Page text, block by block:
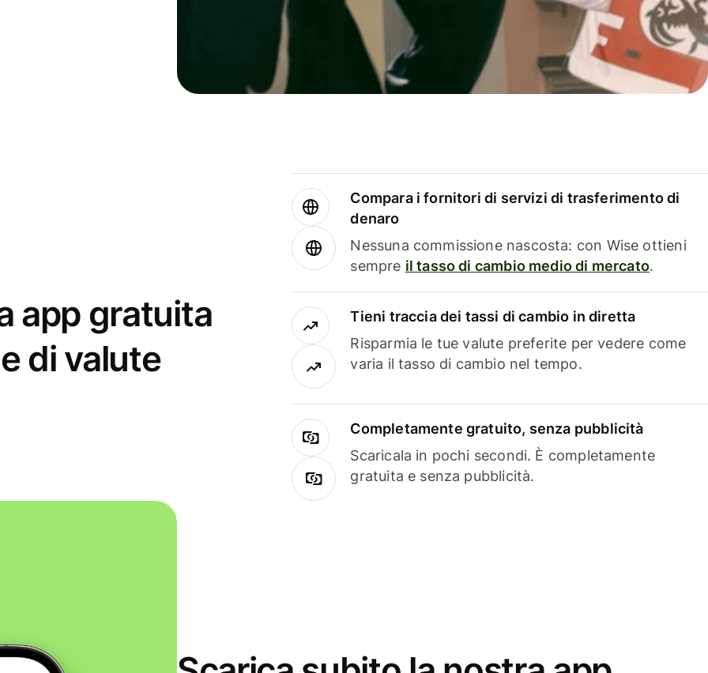
app gratuita
di valute
Compara i fornitori di servizi di trasferimento di
denaro
Nessuna commissione nascosta: con Wise ottieni
sempre il tasso di cambio medio di mercato.
Tieni traccia dei tassi di cambio in diretta
Risparmia le tue valute preferite per vedere come
varia il tasso di cambio nel tempo.
Completamente gratuito, senza pubblicità
Scaricala in pochi secondi. È completamente
gratuita e senza pubblicità.